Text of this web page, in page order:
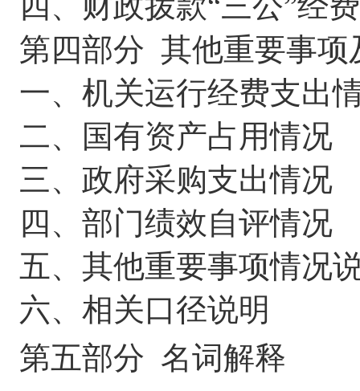
第四部分 其他重要事项
一、机关运行经费支出
二、国有资产占用情况
三、政府采购支出情况
四、部门绩效自评情况
五、其他重要事项情况
六、相关口径说明
第五部分 名词解释